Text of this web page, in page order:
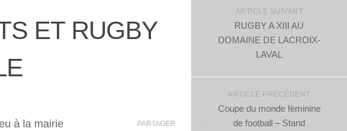
ET RUGBY
à la mairie
PARTAGER
ARTICLE SUIVANT
RUGBY A XIII AU
DOMAINE DE LACROIX-
LAVAL
ARTICLE PRÉCÉDENT
Coupe du monde féminine
de football – Stand